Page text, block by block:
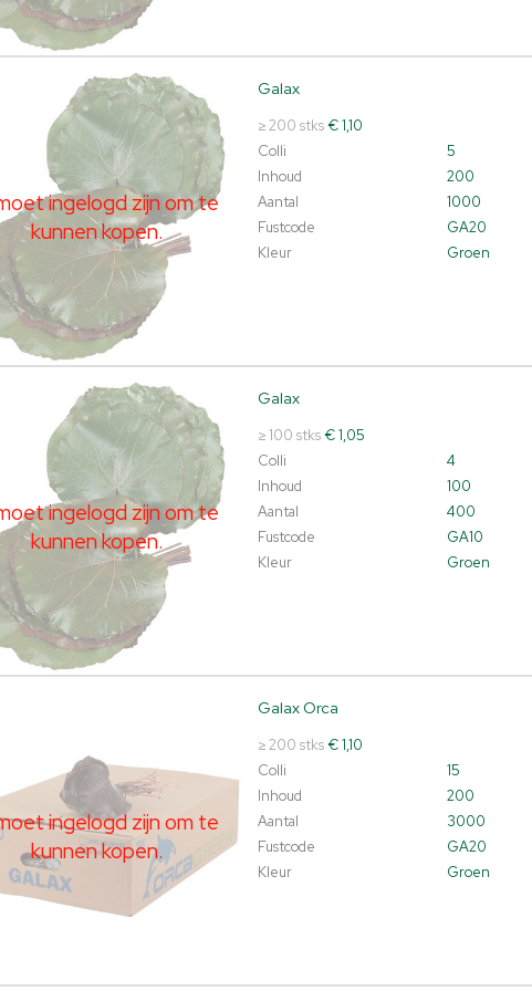
ingelogd zijn om te
kunnen kopen.
Galax
≥ 200 stks€ 1,10
Colli
5
Inhoud
200
Aantal
1000
Fustcode
GA20
Kleur
Groen
U moet ingelogd zijn om te kunnen kopen.Klik hier om in te loggen.
ingelogd zijn om te
kunnen kopen.
Galax
≥ 100 stks€ 1,05
Colli
4
Inhoud
100
Aantal
400
Fustcode
GA10
Kleur
Groen
U moet ingelogd zijn om te kunnen kopen.Klik hier om in te loggen.
ingelogd zijn om te
kunnen kopen.
Galax Orca
≥ 200 stks€ 1,10
Colli
15
Inhoud
200
Aantal
3000
Fustcode
GA20
Kleur
Groen
U moet ingelogd zijn om te kunnen kopen.Klik hier om in te loggen.